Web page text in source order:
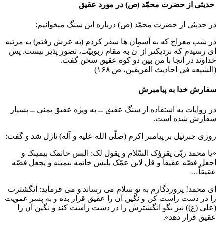
حدیثی از حضرت محمّد (ص) در مورد عقیق
در حدیثی از حضرت محمّد (ص) درباره این سنگ میخوانیم:
در شب معراج که به آسمان ها سفر کردم (به عرش رفتم) به مرتبه
ای رسیدم که نزدیکتر از آن به مقام ربوبیّت، تصور پذیر نیست. پس
خداوند در آنجا با من بین دو کوه عقیق سخن گفت.
(الشیعه فی احادیث الفریقین، ص ١۶٨)
سفارش خدا به پیامبرش
در روایات به استفاده از سنگ عقیق ــ به ویژه عقیق یمنی ــ بسیار
سفارش شده است.
روزی جبرئیل بر پیامبر اکرم (صلّی الله علیه و آله) نازل شد و گفت:
«یا محمد ربّی یقرؤک السّلام و یقول لک: البس خاتمک بیمینک و
اجعل فصّه عقیقاً و قل لابن عمّک یلبس خاتمه بیمینه و یجعل فصّه
عقیقاً…
ای محمد! پروردگارم به تو سلام می رساند و می فرماید: انگشترت
را در دست راست کن و نگین آن را عقیق قرار بده و به پسر عمویت
(علی (ع)) نیز بگو انگشترش را در دست راست کند و نگین آن را
عقیق قرار دهد».